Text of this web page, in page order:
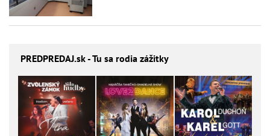
PREDPREDAJ.sk - Tu sa rodia zážitky